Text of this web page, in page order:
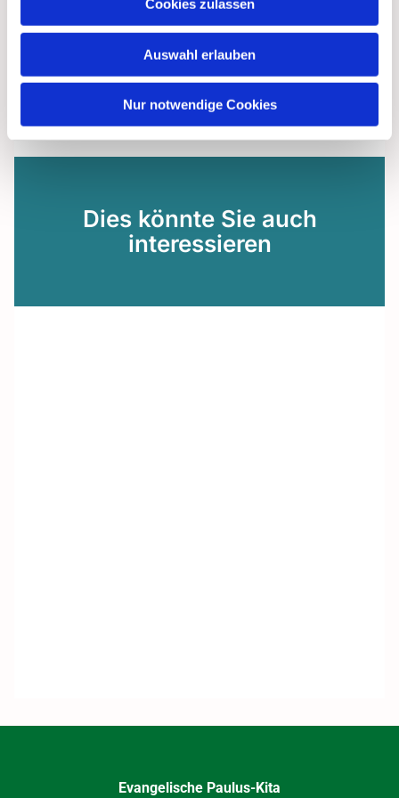
Cookies zulassen
Auswahl erlauben
Nur notwendige Cookies
Dies könnte Sie auch
interessieren
Evangelische Paulus-Kita